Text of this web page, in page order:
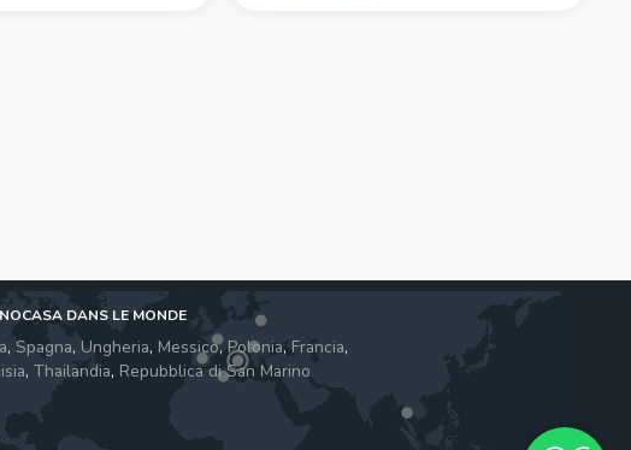
DANS LE MONDE
, Spagna, Ungheria, Messico,Polonia, Francia,
, Thailandia, Repubblica di San Marino